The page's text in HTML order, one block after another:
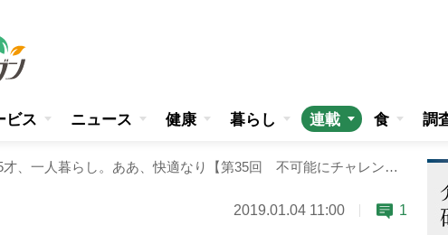
ビス ニュース 健康 暮らし 連載 食 調
85才、一人暮らし。ああ、快適なり【第35回 不可能にチャレンジ！】
2019.01.04 11:00 1